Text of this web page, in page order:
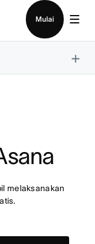
Mulai
×
melaksanakan